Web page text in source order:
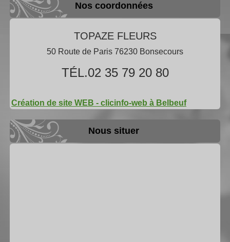
Nos coordonnées
TOPAZE FLEURS
50 Route de Paris 76230 Bonsecours
TÉL.02 35 79 20 80
Création de site WEB - clicinfo-web à Belbeuf
Nous situer